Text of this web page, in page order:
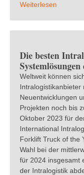
Weiterlesen
Die besten
Systemlösungen
Weltweit können
Intralogistikanbieter
Neuentwicklungen
Projekten noch bis
Oktober 2023 für
International
Forklift Truck of the
Wahl bei der
für 2024 insgesamt
der Intralogistik